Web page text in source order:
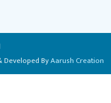
Developed ByAarush Creation